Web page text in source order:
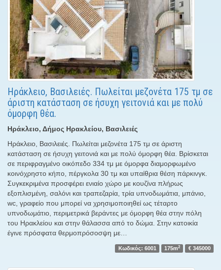
Ηράκλειο, Βασιλειές. Πωλείται μεζονέτα 175 τμ σε
άριστη κατάσταση σε ήσυχη γειτονιά και με πολύ
όμορφη θέα.
Ηράκλειο, Δήμος Ηρακλείου, Βασιλειές
Ηράκλειο, Βασιλειές. Πωλείται μεζονέτα 175 τμ σε άριστη
κατάσταση σε ήσυχη γειτονιά και με πολύ όμορφη θέα. Βρίσκεται
σε περιφραγμένο οικόπεδο 334 τμ με όμορφα διαμορφωμένο
κοινόχρηστο κήπο, πέργκολα 30 τμ και υπαίθρια θέση πάρκινγκ.
Συγκεκριμένα προσφέρει ενιαίο χώρο με κουζίνα πλήρως
εξοπλισμένη, σαλόνι και τραπεζαρία, τρία υπνοδωμάτια, μπάνιο,
wc, γραφείο που μπορεί να χρησιμοποιηθεί ως τέταρτο
υπνοδωμάτιο, περιμετρικά βεράντες με όμορφη θέα στην πόλη
του Ηρακλείου και στην θάλασσα από το δώμα. Στην κατοικία
έγινε πρόσφατα θερμοπρόσοσψη με…
Κωδικός: 6001 175m2 € 345000